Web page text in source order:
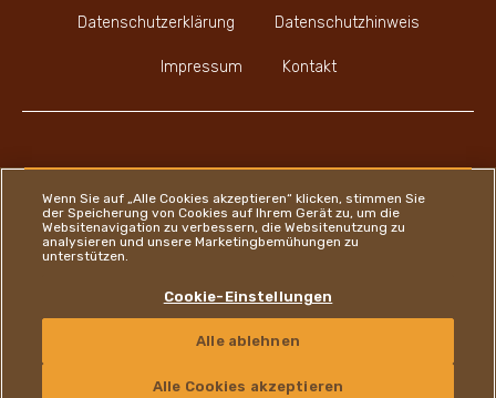
KONTAKT
Datenschutzerklärung Datenschutzhinweis
Impressum Kontakt
Youtube Channel
Instagram
LinkedIn
Wenn Sie auf „Alle Cookies akzeptieren“ klicken, stimmen Sie
der Speicherung von Cookies auf Ihrem Gerät zu, um die
Websitenavigation zu verbessern, die Websitenutzung zu
analysieren und unsere Marketingbemühungen zu
unterstützen.
Cookie-Einstellungen
Alle ablehnen
Alle Cookies akzeptieren